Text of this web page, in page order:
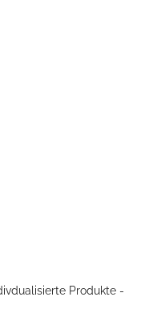
Produkte -